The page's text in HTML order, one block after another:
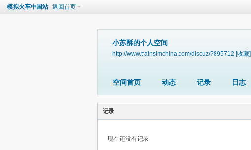
模拟火车中国站 返回首页
小苏酥的个人空间
http://www.trainsimchina.com/discuz/?895712 [收藏]
空间首页 动态 记录 日志
记录
现在还没有记录